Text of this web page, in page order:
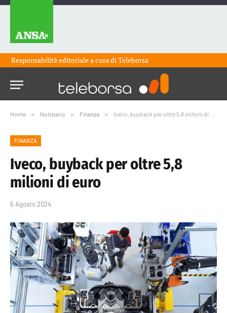
Responsabilità editoriale a cura diTeleborsa
Home » Notiziario » Finanza » Iveco, buyback per oltre 5,8 milioni di euro
FINANZA
Iveco, buyback per oltre 5,8
milioni di euro
6 Agosto 2024